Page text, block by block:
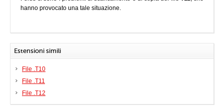
hanno provocato una tale situazione.
Estensioni simili
File .T10
File .T11
File .T12